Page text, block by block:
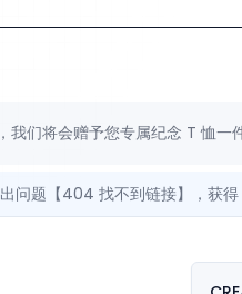
我们将会赠予您专属纪念 T 恤一
问题【404 找不到链接】，获
出建议【存储过程相关的文档